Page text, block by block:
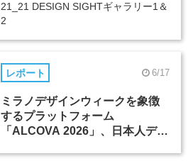
21_21 DESIGN SIGHTギャラリー1＆
2
レポート 6/17
ミラノデザインウィークを象徴
するプラットフォーム
「ALCOVA 2026」、日本人デザ